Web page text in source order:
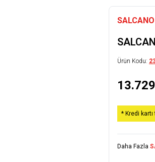
SALCANO
Ürün Kodu:
* Kredi
Daha Fazla